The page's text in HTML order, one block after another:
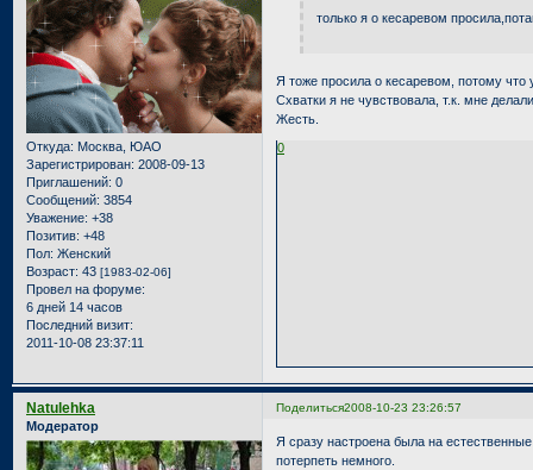
Откуда: Москва, ЮАО
Зарегистрирован: 2008-09-13
Приглашений: 0
Сообщений: 3854
Уважение: +38
Позитив: +48
Пол: Женский
Возраст: 43 [1983-02-06]
Провел на форуме:
6 дней 14 часов
Последний визит:
2011-10-08 23:37:11
только я о кесаревом
Я тоже просила о кесаревом, потому что
Схватки я не чувствовала, т.к. мне
Жесть.
0
Поделиться2008-10-23 23:26:57
Natulehka
Модератор
Я сразу настроена была на
потерпеть немного.